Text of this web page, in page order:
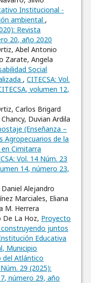
Institucional -
ambiental ,
Revista
20, año 2020
Abel Antonio
Zarate, Angela
Social
,CITECSA: Vol.
volumen 12,
Carlos Brigard
Duvian Ardila
(Enseñanza –
Agropecuarios de la
Cimitarra
Vol. 14 Núm. 23
14, número 23,
Alejandro
Marciales, Eliana
M. Herrera
De La Hoz, Proyecto
construyendo juntos
Educativa
Municipio
del Atlántico
29 (2025):
número 29, año